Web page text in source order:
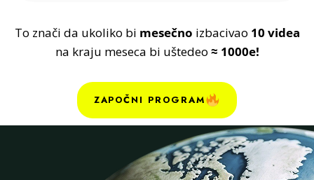
To znači da ukoliko bi mesečno izbacivao 10 videa
na kraju meseca bi uštedeo ≈ 1000e!
ZAPOČNI PROGRAM